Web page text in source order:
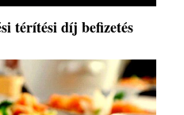
térítési díj befizetés